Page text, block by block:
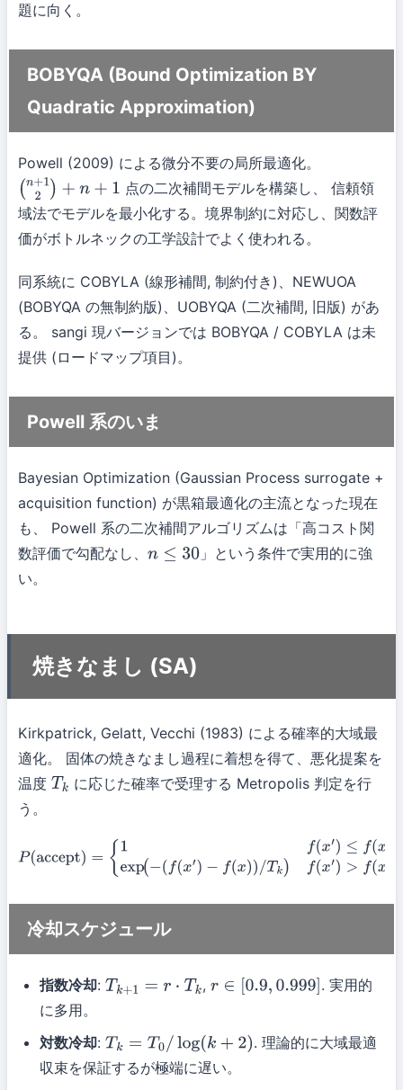
題に向く。
BOBYQA (Bound Optimization BY
Quadratic Approximation)
Powell (2009) による微分不要の局所最適化。
(n+ 12 +n+ 1
点の二次補間モデルを構築し、 信頼領
域法でモデルを最小化する。境界制約に対応し、関数評
価がボトルネックの工学設計でよく使われる。
同系統に COBYLA (線形補間, 制約付き)、NEWUOA
(BOBYQA の無制約版)、UOBYQA (二次補間, 旧版) があ
る。 sangi 現バージョンでは BOBYQA / COBYLA は未
提供 (ロードマップ項目)。
Powell 系のいま
Bayesian Optimization (Gaussian Process surrogate +
acquisition function) が黒箱最適化の主流となった現在
も、 Powell 系の二次補間アルゴリズムは「高コスト関
数評価で勾配なし、 n≤30
」という条件で実用的に強
い。
焼きなまし (SA)
Kirkpatrick, Gelatt, Vecchi (1983) による確率的大域最
適化。 固体の焼きなまし過程に着想を得て、悪化提案を
温度 Tk に応じた確率で受理する Metropolis 判定を行
う。
P (accept = 1 (x ′)> f( x)
冷却スケジュール
指数冷却: T k+1=r⋅ Tk ,r∈[0.9,0.999]
. 実用的
に多用。
対数冷却: T k=T 0/log (k+2)
. 理論的に大域最適
収束を保証するが極端に遅い。